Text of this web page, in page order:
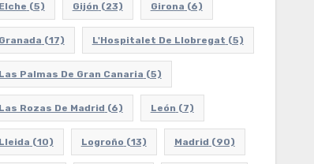
Elche (5) Gijón (23) Girona (6)
Granada (17) L'Hospitalet De Llobregat (5)
Las Palmas De Gran Canaria (5)
Las Rozas De Madrid (6) León (7)
Lleida (10) Logroño (13) Madrid (90)